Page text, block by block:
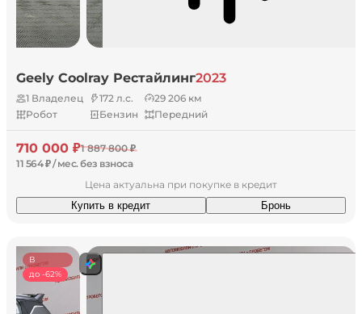
Geely Coolray Рестайлинг2023
1 Владелец 172 л.с.
29 206 км
Робот
Бензин Передний
710 000 ₽1 887 800 ₽
11 564 ₽ / мес. без взноса
Цена актуальна при покупке в кредит
Купить в кредит
Бронь
В
наличии
до -62%